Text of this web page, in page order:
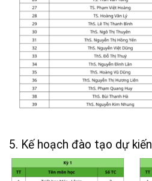
5. Kế hoạch đào tạo dự kiến